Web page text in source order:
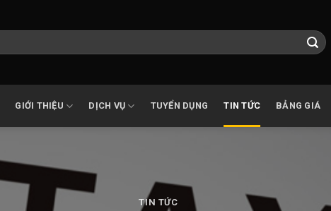
GIỚI THIỆU DỊCH VỤ TUYỂN DỤNG TIN TỨC BẢNG GIÁ
TIN TỨC